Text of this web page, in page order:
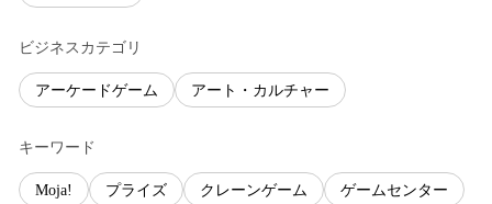
ビジネスカテゴリ
アーケードゲーム アート・カルチャー
キーワード
Moja! プライズ クレーンゲーム ゲームセンター